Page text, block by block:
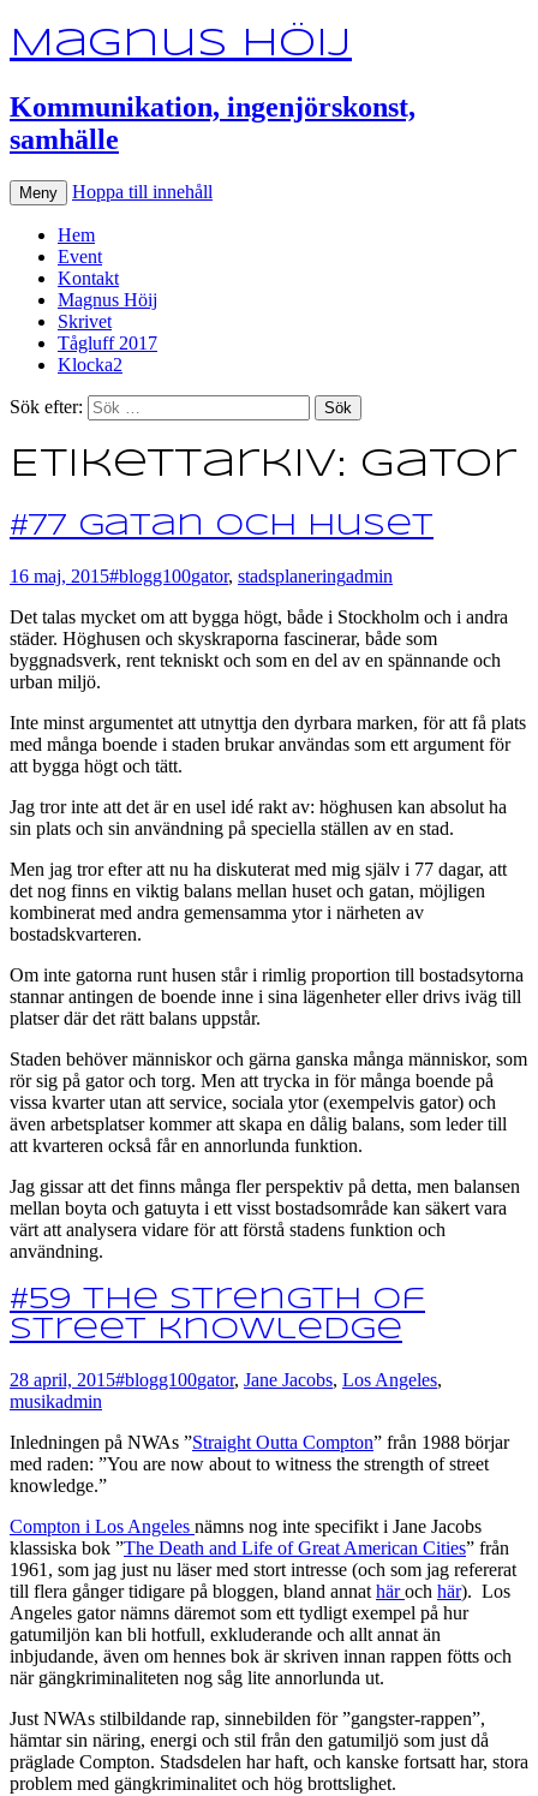
Magnus Höij
Kommunikation, ingenjörskonst,
samhälle
Meny Hoppa till innehåll
Hem
Event
Kontakt
Magnus Höij
Skrivet
Tågluff 2017
Klocka2
Sök efter:
Etikettarkiv: gator
#77 Gatan och huset
16 maj, 2015#blogg100gator, stadsplaneringadmin
Det talas mycket om att bygga högt, både i Stockholm och i andra
städer. Höghusen och skyskraporna fascinerar, både som
byggnadsverk, rent tekniskt och som en del av en spännande och
urban miljö.
Inte minst argumentet att utnyttja den dyrbara marken, för att få plats
med många boende i staden brukar användas som ett argument för
att bygga högt och tätt.
Jag tror inte att det är en usel idé rakt av: höghusen kan absolut ha
sin plats och sin användning på speciella ställen av en stad.
Men jag tror efter att nu ha diskuterat med mig själv i 77 dagar, att
det nog finns en viktig balans mellan huset och gatan, möjligen
kombinerat med andra gemensamma ytor i närheten av
bostadskvarteren.
Om inte gatorna runt husen står i rimlig proportion till bostadsytorna
stannar antingen de boende inne i sina lägenheter eller drivs iväg till
platser där det rätt balans uppstår.
Staden behöver människor och gärna ganska många människor, som
rör sig på gator och torg. Men att trycka in för många boende på
vissa kvarter utan att service, sociala ytor (exempelvis gator) och
även arbetsplatser kommer att skapa en dålig balans, som leder till
att kvarteren också får en annorlunda funktion.
Jag gissar att det finns många fler perspektiv på detta, men balansen
mellan boyta och gatuyta i ett visst bostadsområde kan säkert vara
värt att analysera vidare för att förstå stadens funktion och
användning.
#59 The strength of
street knowledge
28 april, 2015#blogg100gator, Jane Jacobs, Los Angeles,
musikadmin
Inledningen på NWAs ”Straight Outta Compton” från 1988 börjar
med raden: ”You are now about to witness the strength of street
knowledge.”
Compton i Los Angeles nämns nog inte specifikt i Jane Jacobs
klassiska bok ”The Death and Life of Great American Cities” från
1961, som jag just nu läser med stort intresse (och som jag refererat
till flera gånger tidigare på bloggen, bland annat häroch här). Los
Angeles gator nämns däremot som ett tydligt exempel på hur
gatumiljön kan bli hotfull, exkluderande och allt annat än
inbjudande, även om hennes bok är skriven innan rappen fötts och
när gängkriminaliteten nog såg lite annorlunda ut.
Just NWAs stilbildande rap, sinnebilden för ”gangster-rappen”,
hämtar sin näring, energi och stil från den gatumiljö som just då
präglade Compton. Stadsdelen har haft, och kanske fortsatt har, stora
problem med gängkriminalitet och hög brottslighet.